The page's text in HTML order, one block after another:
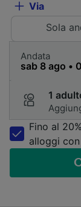
Via
Sola
Andata
1
Fino al
alloggi